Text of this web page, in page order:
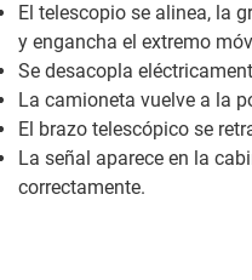
El telescopio se alinea, la
y engancha el extremo
Se desacopla
La camioneta vuelve a la
El brazo telescópico se
La señal aparece en la
correctamente.